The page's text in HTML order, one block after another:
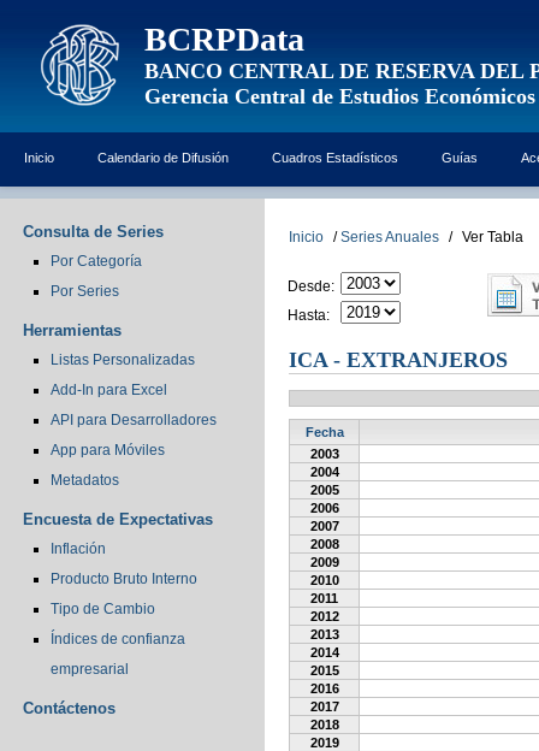
BCRPData
BANCO CENTRAL DE RESERVA DEL
Gerencia Central de Estudios Económicos
Inicio Calendario de Difusión Cuadros Estadísticos Guías
Consulta de Series
Por Categoría
Por Series
Herramientas
Listas Personalizadas
Add-In para Excel
API para Desarrolladores
App para Móviles
Metadatos
Encuesta de Expectativas
Inflación
Producto Bruto Interno
Tipo de Cambio
Índices de confianza
empresarial
Contáctenos
Inicio / Series Anuales / Ver Tabla
Desde:
Hasta:
ICA - EXTRANJEROS
Fecha
2003
2004
2005
2006
2007
2008
2009
2010
2011
2012
2013
2014
2015
2016
2017
2018
2019